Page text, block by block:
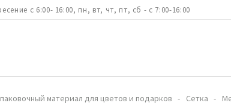
с 6:00- 16:00, пн, вт, чт, пт, сб - с 7:00-16:00
материал для цветов и подарков Сетка